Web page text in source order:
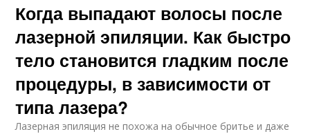
Когда выпадают волосы после
лазерной эпиляции. Как быстро
тело становится гладким после
процедуры, в зависимости от
типа лазера?
Лазерная эпиляция не похожа на обычное бритье и даже